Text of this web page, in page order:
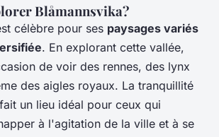
Blåmannsvika?
célèbre pour ses paysages variés
. En explorant cette vallée,
de voir des rennes, des lynx
des aigles royaux. La tranquillité
un lieu idéal pour ceux qui
à l'agitation de la ville et à se